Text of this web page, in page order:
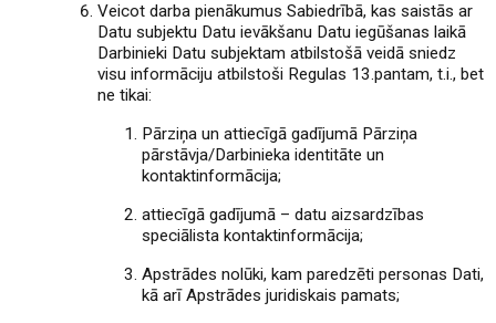
Veicot darba pienākumus Sabiedrībā, kas saistās ar
Datu subjektu Datu ievākšanu Datu iegūšanas laikā
Darbinieki Datu subjektam atbilstošā veidā sniedz
visu informāciju atbilstoši Regulas 13.pantam, t.i., bet
ne tikai:
Pārziņa un attiecīgā gadījumā Pārziņa
pārstāvja/Darbinieka identitāte un
kontaktinformācija;
attiecīgā gadījumā – datu aizsardzības
speciālista kontaktinformācija;
Apstrādes nolūki, kam paredzēti personas Dati,
kā arī Apstrādes juridiskais pamats;